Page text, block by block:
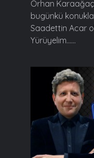
Orhan
bugünkü
Saadettin Acar
Yürüyelim......